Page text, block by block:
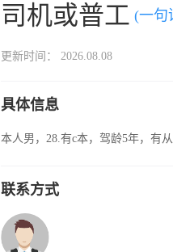
司机或普工 (一句
更新时间： 2026.08.08
具体信息
本人男，28.有c本，驾龄5年，有
联系方式